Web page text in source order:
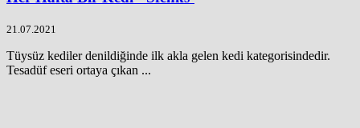
21.07.2021
Tüysüz kediler denildiğinde ilk akla gelen kedi kategorisindedir.
Tesadüf eseri ortaya çıkan ...